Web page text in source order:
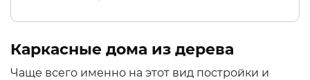
Каркасные дома из дерева
Чаще всего именно на этот вид постройки и